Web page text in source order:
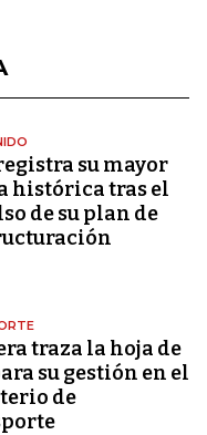
su mayor
histórica tras el
de su plan de
traza la hoja de
su gestión en el
de